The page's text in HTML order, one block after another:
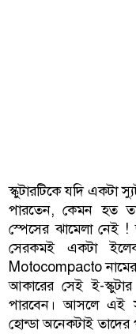
স্কুটারটিকে যদি একটা
পারতেন, কেমন হত
স্পেসের ঝামেলা নেই
সেরকমই একটা
Motocompacto নামের
আকারের সেই ই-
পারবেন। আসলে এই
হোন্ডা অনেকটাই